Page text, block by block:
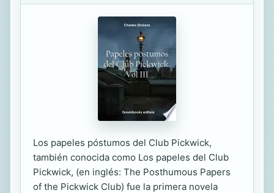
Los papeles póstumos del Club Pickwick,
también conocida como Los papeles del Club
Pickwick, (en inglés: The Posthumous Papers
of the Pickwick Club) fue la primera novela